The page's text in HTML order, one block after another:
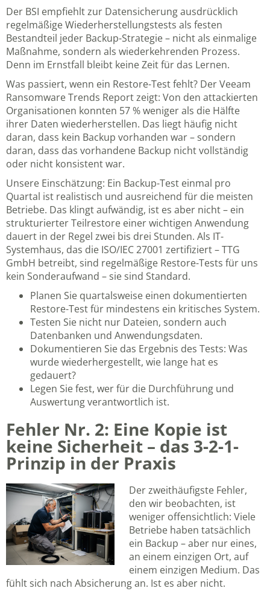
Der BSI empfiehlt zur Datensicherungausdrücklich
regelmäßige Wiederherstellungstests als festen
Bestandteil jeder Backup-Strategie – nicht als einmalige
Maßnahme, sondern als wiederkehrenden Prozess.
Denn im Ernstfall bleibt keine Zeit für das Lernen.
Was passiert, wenn ein Restore-Test fehlt? Der Veeam
Ransomware Trends Report zeigt: Von den attackierten
Organisationen konnten 57 % weniger als die Hälfte
ihrer Daten wiederherstellen. Das liegt häufig nicht
daran, dass kein Backup vorhanden war – sondern
daran, dass das vorhandene Backup nicht vollständig
oder nicht konsistent war.
Unsere Einschätzung: Ein Backup-Test einmal pro
Quartal ist realistisch und ausreichend für die meisten
Betriebe. Das klingt aufwändig, ist es aber nicht – ein
strukturierter Teilrestore einer wichtigen Anwendung
dauert in der Regel zwei bis drei Stunden. Als IT-
Systemhaus, das die ISO/IEC 27001 zertifiziert – TTG
GmbH betreibt, sind regelmäßige Restore-Tests für uns
kein Sonderaufwand – sie sind Standard.
Planen Sie quartalsweise einen dokumentierten
Restore-Test für mindestens ein kritisches System.
Testen Sie nicht nur Dateien, sondern auch
Datenbanken und Anwendungsdaten.
Dokumentieren Sie das Ergebnis des Tests: Was
wurde wiederhergestellt, wie lange hat es
gedauert?
Legen Sie fest, wer für die Durchführung und
Auswertung verantwortlich ist.
Fehler Nr. 2: Eine Kopie ist
keine Sicherheit – das 3-2-1-
Prinzip in der Praxis
Der zweithäufigste Fehler,
den wir beobachten, ist
weniger offensichtlich: Viele
Betriebe haben tatsächlich
ein Backup – aber nur eines,
an einem einzigen Ort, auf
einem einzigen Medium. Das
fühlt sich nach Absicherung an. Ist es aber nicht.